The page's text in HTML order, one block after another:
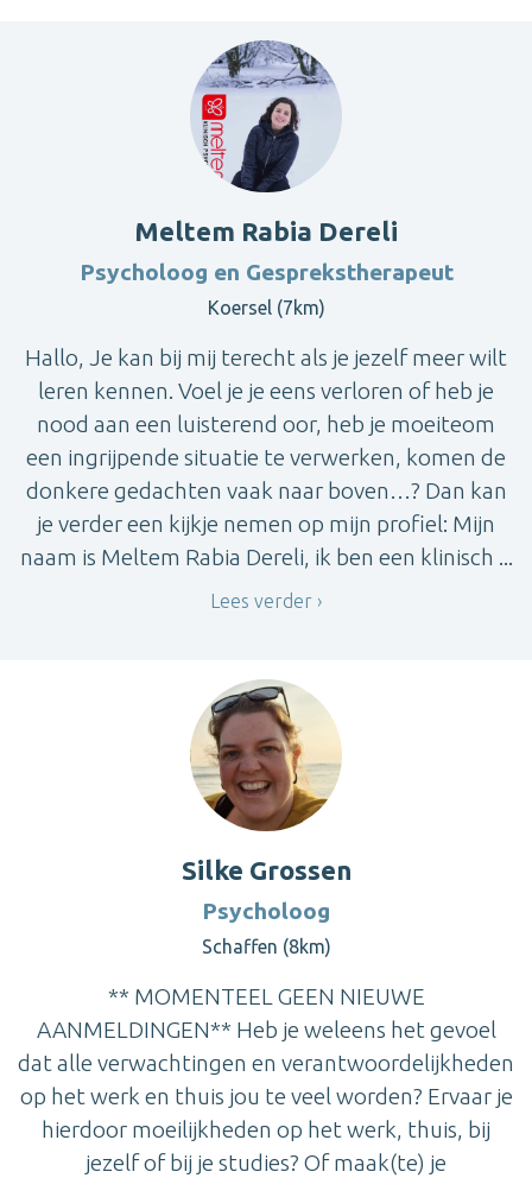
Meltem Rabia Dereli
Psycholoog en Gesprekstherapeut
Koersel (7km)
Hallo, Je kan bij mij terecht als je jezelf meer wilt
leren kennen. Voel je je eens verloren of heb je
nood aan een luisterend oor, heb je moeiteom
een ingrijpende situatie te verwerken, komen de
donkere gedachten vaak naar boven…? Dan kan
je verder een kijkje nemen op mijn profiel: Mijn
naam is Meltem Rabia Dereli, ik ben een klinisch ...
Lees verder
Silke Grossen
Psycholoog
Schaffen (8km)
** MOMENTEEL GEEN NIEUWE
AANMELDINGEN** Heb je weleens het gevoel
dat alle verwachtingen en verantwoordelijkheden
op het werk en thuis jou te veel worden? Ervaar je
hierdoor moeilijkheden op het werk, thuis, bij
jezelf of bij je studies? Of maak(te) je